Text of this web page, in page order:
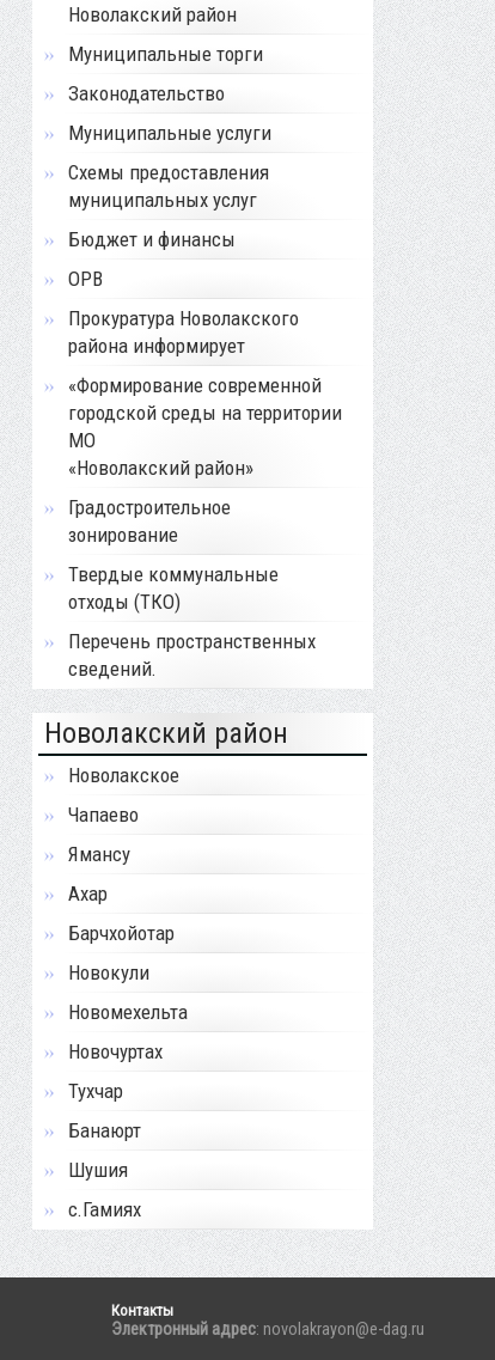
Новолакский район
Муниципальные торги
Законодательство
Муниципальные услуги
Схемы предоставления
муниципальных услуг
Бюджет и финансы
ОРВ
Прокуратура Новолакского
района информирует
«Формирование современной
городской среды на территории
МО
«Новолакский район»
Градостроительное
зонирование
Твердые коммунальные
отходы (ТКО)
Перечень пространственных
сведений.
Новолакский район
Новолакское
Чапаево
Ямансу
Ахар
Барчхойотар
Новокули
Новомехельта
Новочуртах
Тухчар
Банаюрт
Шушия
с.Гамиях
Контакты
Электронный адрес: novolakrayon@e-dag.ru